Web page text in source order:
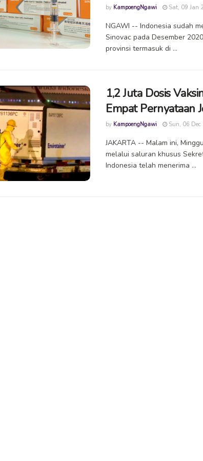
by KampoengNgawi Sat, 09 Jan
NGAWI -- Indonesia sudah
Sinovac pada Desember
provinsi termasuk di ...
1,2 Juta Dosis
Empat Pernyataan
by KampoengNgawi Sun, 06 Dec
JAKARTA -- Malam ini,
melalui saluran khusus
Indonesia telah menerima ...